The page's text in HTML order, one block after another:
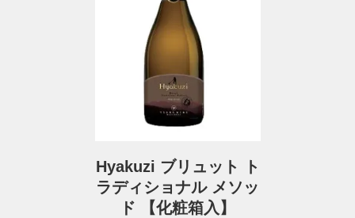
Hyakuzi ブリュット ト
ラディショナル メソッ
ド 【化粧箱入】